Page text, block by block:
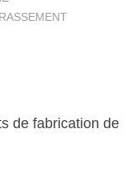
de fabrication de